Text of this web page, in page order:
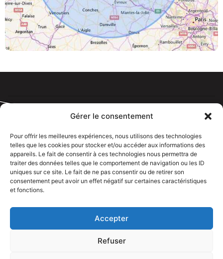
Gérer le consentement
Pour offrir les meilleures expériences, nous utilisons des technologies
telles que les cookies pour stocker et/ou accéder aux informations des
appareils. Le fait de consentir à ces technologies nous permettra de
traiter des données telles que le comportement de navigation ou les ID
uniques sur ce site. Le fait de ne pas consentir ou de retirer son
consentement peut avoir un effet négatif sur certaines caractéristiques
et fonctions.
Accepter
Refuser
Tous droits réservé @rdelectricien.fr –Mentions légales–
Recrutement–
Siege social :82 rue Jeanne d’Arc – 76000 Rouen
Bureau et showroom :